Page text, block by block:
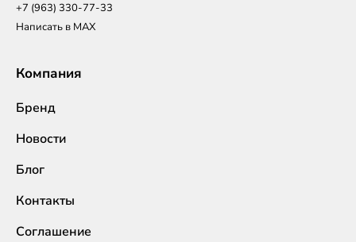
+7 (963) 330-77-33
Написать в MAX
Компания
Бренд
Новости
Блог
Контакты
Соглашение